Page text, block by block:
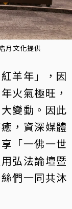
月文化提供
羊年」，因
火氣極旺，
變動。因此
，資深媒體
「一佛一世
弘法論壇暨
們一同共沐